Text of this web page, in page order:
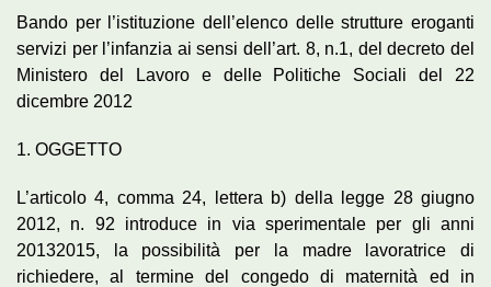
Bando per l’istituzione dell’elenco delle strutture eroganti
servizi per l’infanzia ai sensi dell’art. 8, n.1, del decreto del
Ministero del Lavoro e delle Politiche Sociali del 22
dicembre 2012
1. OGGETTO
L’articolo 4, comma 24, lettera b) della legge 28 giugno
2012, n. 92 introduce in via sperimentale per gli anni
20132015, la possibilità per la madre lavoratrice di
richiedere, al termine del congedo di maternità ed in